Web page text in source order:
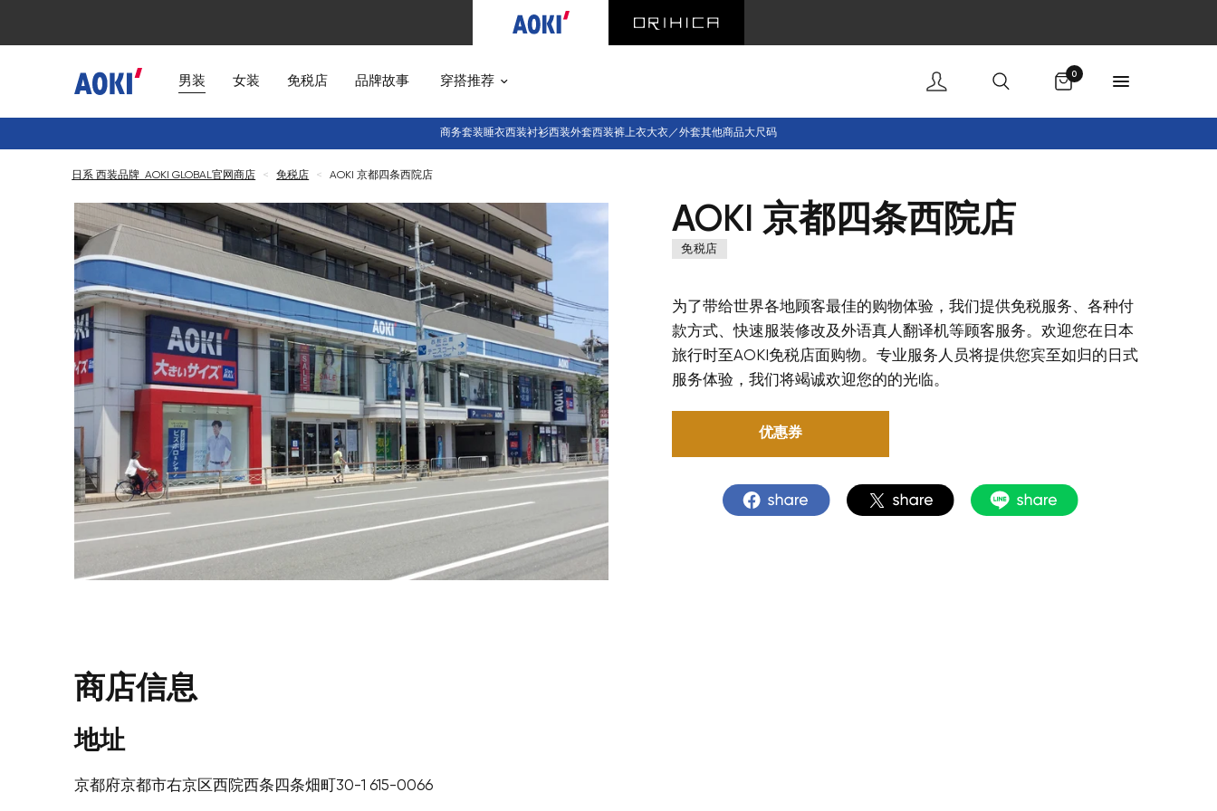
男装 女装 免税店 品牌故事 穿搭推荐
0
商务套装睡衣西装衬衫西装外套西装裤上衣大衣／外套其他商品大尺码
日系 西装品牌 AOKI GLOBAL官网商店 < 免税店 < AOKI 京都四条西院店
AOKI 京都四条西院店
免税店
为了带给世界各地顾客最佳的购物体验，我们提供免税服务、各种付
款方式、快速服装修改及外语真人翻译机等顾客服务。欢迎您在日本
旅行时至AOKI免税店面购物。专业服务人员将提供您宾至如归的日式
服务体验，我们将竭诚欢迎您的的光临。
优惠券
商店信息
地址
京都府京都市右京区西院西条四条畑町30-1 615-0066